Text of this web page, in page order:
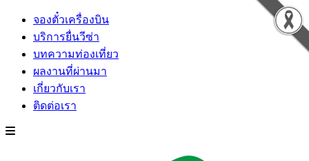
จองตั๋วเครื่องบิน
บริการยื่นวีซ่า
บทความท่องเที่ยว
ผลงานที่ผ่านมา
เกี่ยวกับเรา
ติดต่อเรา